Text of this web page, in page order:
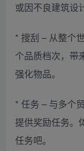
或因不良建筑设
* 搜刮 – 从整个
个品质档次，带
强化物品。
* 任务 – 与多个
提供奖励任务。
任务吧。